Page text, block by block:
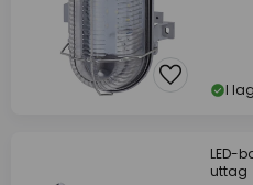
I
LED-
uttag